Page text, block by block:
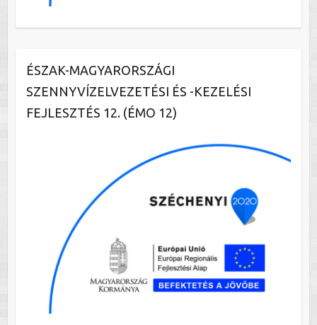
ÉSZAK-MAGYARORSZÁGI
SZENNYVÍZELVEZETÉSI ÉS -KEZELÉSI
FEJLESZTÉS 12. (ÉMO 12)